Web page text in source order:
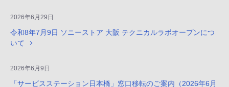
2026年6月29日
令和8年7月9日 ソニーストア 大阪 テクニカルラボオープンにつ
いて
2026年6月9日
「サービスステーション日本橋」窓口移転のご案内（2026年6月